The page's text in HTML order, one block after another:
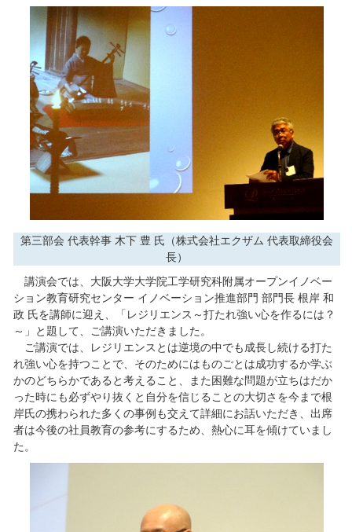
第三部会 代表幹事 木下 豊 氏（株式会社エクザム 代表取締役会
長）
講演会では、大阪大学大学院工学研究科附属オープンイノベー
ション教育研究センター イノベーション推進部門 部門長 根岸 和
政 氏を講師に迎え、「レジリエンス～打たれ強い心を作るには？
～」と題して、ご講演いただきました。
ご講演では、レジリエンスとは逆境の中でも成長し続ける打た
れ強い心を持つことで、そのためにはものごとは成功するか学ぶ
かのどちらかであると考えること、また困難な問題が立ちはだか
った時にも必ずやり抜くと自分を信じることの大切さを今まで根
岸氏の携わられた多くの事例も交えて詳細にお話いただき、出席
者は今後の社員教育の参考にするため、熱心に耳を傾けていまし
た。